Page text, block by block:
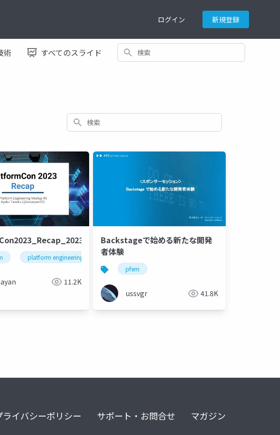
ログイン 新規登録
術 すべてのスライド 検索
検索
platform engineering
11.2K
Backstageで始める新たな開発
者体験
pfem
ussvgr 41.8K
ライバシーポリシー サポート・お問合せ マガジン